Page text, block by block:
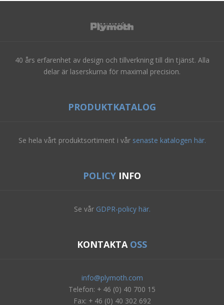
40 års erfarenhet av design och tillverkning till din tjänst. Alla
delar är laserskurna för maximal precision.
PRODUKTKATALOG
Se hela vårt produktsortiment i vår senaste katalogen här.
POLICY INFO
Se vår GDPR-policy här.
KONTAKTA OSS
info@plymoth.com
Telefon: + 46 (0) 40 700 15
Fax: + 46 (0) 40 302 692